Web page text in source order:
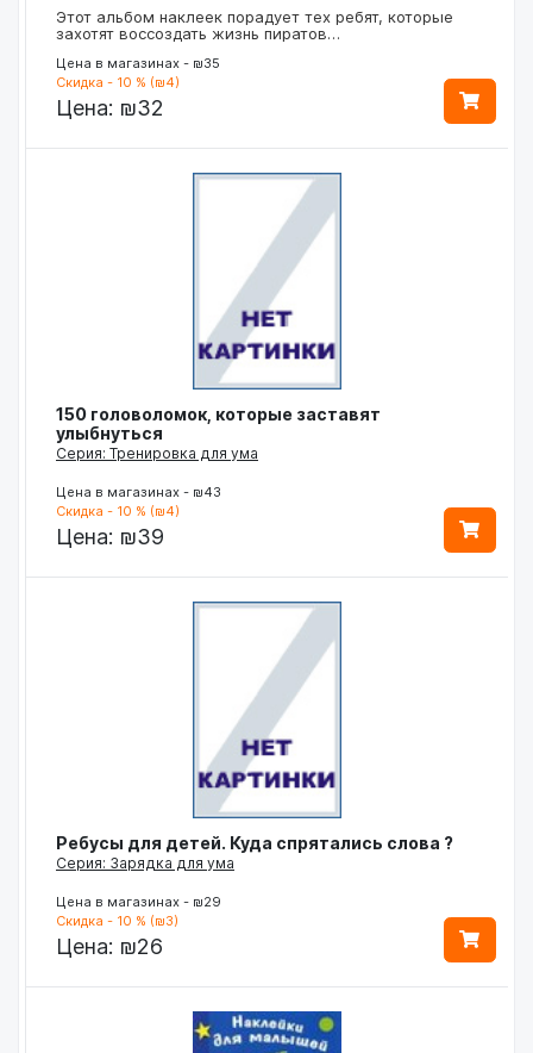
Этот альбом наклеек порадует тех ребят, которые
захотят воссоздать жизнь пиратов…
Цена в магазинах - ₪35
Скидка - 10 % (₪4)
Цена: ₪32
150 головоломок, которые заставят
улыбнуться
Серия: Тренировка для ума
Цена в магазинах - ₪43
Скидка - 10 % (₪4)
Цена: ₪39
Ребусы для детей. Куда спрятались слова ?
Серия: Зарядка для ума
Цена в магазинах - ₪29
Скидка - 10 % (₪3)
Цена: ₪26